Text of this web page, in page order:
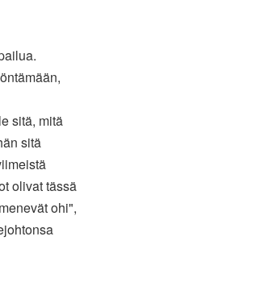
sitä, mitä
sitä
olivat tässä
ohi",